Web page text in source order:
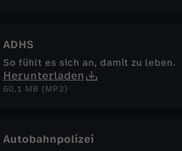
ADHS
So fühlt es sich an, damit zu leben.
Herunterladen
60,1 MB (MP3)
Autobahnpolizei